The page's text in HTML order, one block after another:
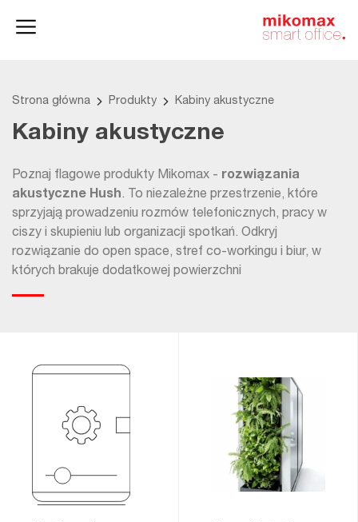
Strona główna Produkty Kabiny akustyczne
Kabiny akustyczne
Poznaj flagowe produkty Mikomax - rozwiązania
akustyczne Hush. To niezależne przestrzenie, które
sprzyjają prowadzeniu rozmów telefonicznych, pracy w
ciszy i skupieniu lub organizacji spotkań. Odkryj
rozwiązanie do open space, stref co-workingu i biur, w
których brakuje dodatkowej powierzchni